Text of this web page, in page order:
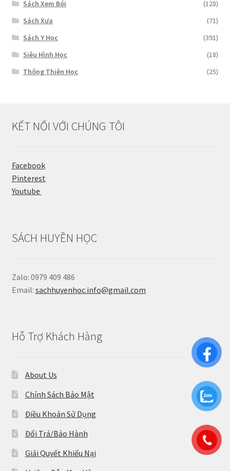
Sách Xem Bói
(128)
Sách Xưa
(71)
Sách Y Học
(391)
Siêu Hình Học
(18)
Thông Thiên Học
(25)
KẾT NỐI VỚI CHÚNG TÔI
Facebook
Pinterest
Youtube
SÁCH HUYỀN HỌC
Zalo: 0979 409 486
Email: sachhuyenhoc.info@gmail.com
Hỗ Trợ Khách Hàng
About Us
Chính Sách Bảo Mật
Điều Khoản Sử Dụng
Đổi Trả/Bảo Hành
Giải Quyết Khiếu Nại